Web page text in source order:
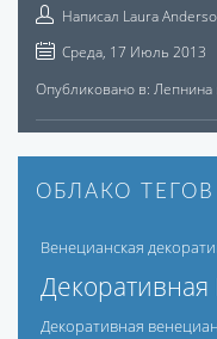
Написал Laura
Среда, 17 Июль 2013
Опубликовано в: Лепнина
ОБЛАКО ТЕГОВ
Венецианская
Декоративная
Декоративная